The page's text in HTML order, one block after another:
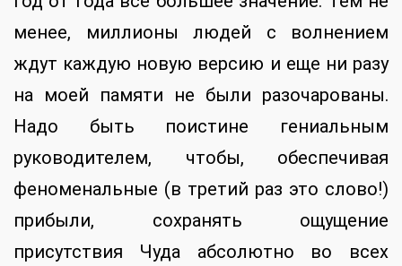
менее, миллионы людей с волнением
ждут каждую новую версию и еще ни разу
на моей памяти не были разочарованы.
Надо быть поистине гениальным
руководителем, чтобы, обеспечивая
феноменальные (в третий раз это слово!)
прибыли, сохранять ощущение
присутствия Чуда абсолютно во всех